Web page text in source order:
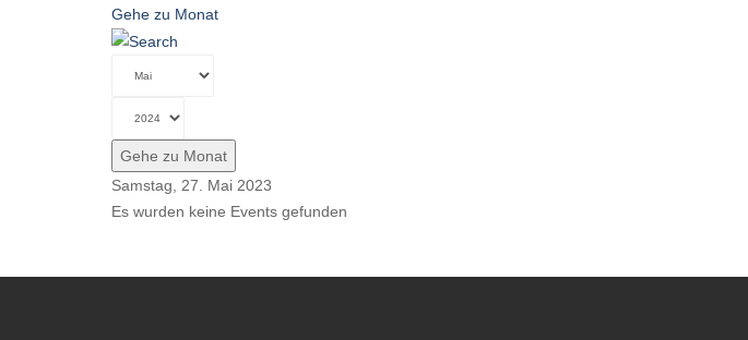
Gehe zu Monat
Gehe zu Monat
Samstag, 27. Mai 2023
Es wurden keine Events gefunden